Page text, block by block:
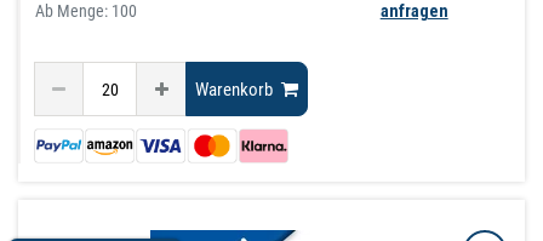
Ab Menge: 100
anfragen
Warenkorb